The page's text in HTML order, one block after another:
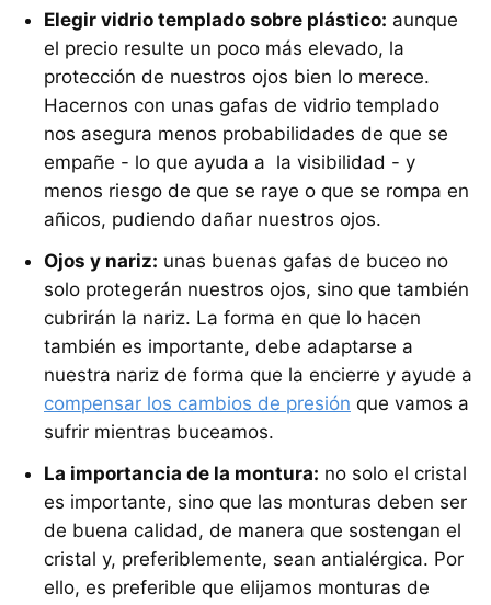
Elegir vidrio templado sobre plástico: aunque
el precio resulte un poco más elevado, la
protección de nuestros ojos bien lo merece.
Hacernos con unas gafas de vidrio templado
nos asegura menos probabilidades de que se
empañe - lo que ayuda a la visibilidad - y
menos riesgo de que se raye o que se rompa en
añicos, pudiendo dañar nuestros ojos.
Ojos y nariz: unas buenas gafas de buceo no
solo protegerán nuestros ojos, sino que también
cubrirán la nariz. La forma en que lo hacen
también es importante, debe adaptarse a
nuestra nariz de forma que la encierre y ayude a
compensar los cambios de presión que vamos a
sufrir mientras buceamos.
La importancia de la montura: no solo el cristal
es importante, sino que las monturas deben ser
de buena calidad, de manera que sostengan el
cristal y, preferiblemente, sean antialérgica. Por
ello, es preferible que elijamos monturas de